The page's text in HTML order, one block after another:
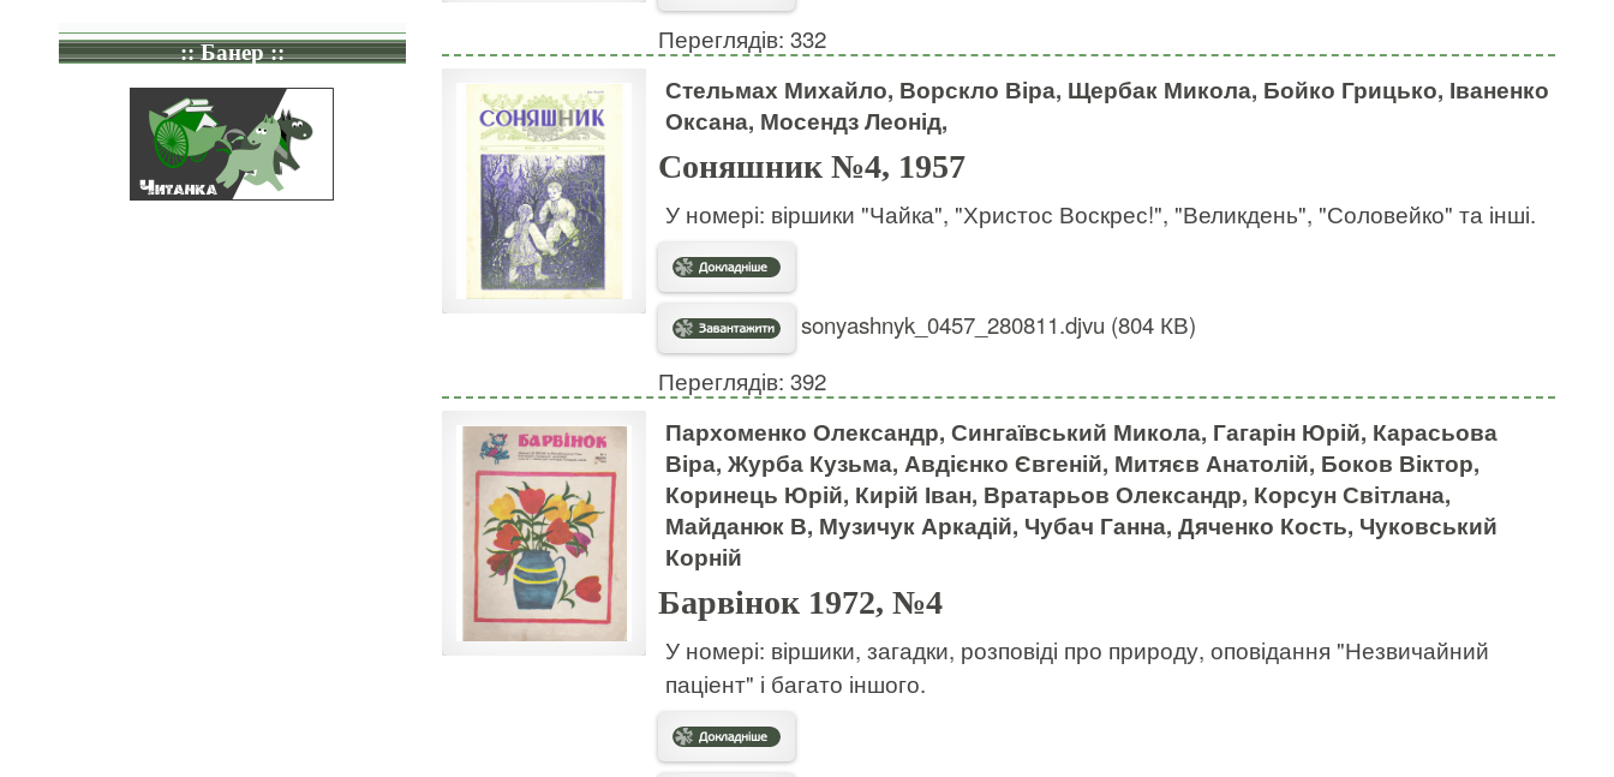
:: Банер ::
Переглядів: 332
Стельмах Михайло, Ворскло Віра, Щербак Микола, Бойко Грицько, Іваненко
Оксана, Мосендз Леонід,
Соняшник №4, 1957
У номері: віршики "Чайка", "Христос Воскрес!", "Великдень", "Соловейко" та інші.
sonyashnyk_0457_280811.djvu (804 КВ)
Переглядів: 392
Пархоменко Олександр, Сингаївський Микола, Гагарін Юрій, Карасьова
Віра, Журба Кузьма, Авдієнко Євгеній, Митяєв Анатолій, Боков Віктор,
Коринець Юрій, Кирій Іван, Вратарьов Олександр, Корсун Світлана,
Майданюк В, Музичук Аркадій, Чубач Ганна, Дяченко Кость, Чуковський
Корній
Барвінок 1972, №4
У номері: віршики, загадки, розповіді про природу, оповідання "Незвичайний
паціент" і багато іншого.